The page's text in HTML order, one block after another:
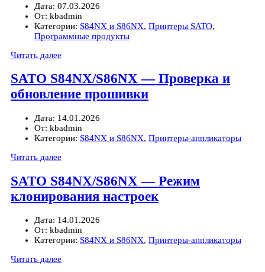
Дата: 07.03.2026
От: kbadmin
Категории: S84NX и S86NX, Принтеры SATO,
Программные продукты
Читать далее
SATO S84NX/S86NX — Проверка и
обновление прошивки
Дата: 14.01.2026
От: kbadmin
Категории: S84NX и S86NX, Принтеры-аппликаторы
Читать далее
SATO S84NX/S86NX — Режим
клонирования настроек
Дата: 14.01.2026
От: kbadmin
Категории: S84NX и S86NX, Принтеры-аппликаторы
Читать далее